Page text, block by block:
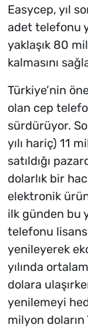
Easycep, yıl
adet telefonu
yaklaşık 80
kalmasını
Türkiye’nin
olan cep
sürdürüyor.
yılı hariç) 11
satıldığı
dolarlık bir
elektronik
ilk günden bu
telefonu
yenileyerek
yılında
dolara
yenilemeyi
milyon doların